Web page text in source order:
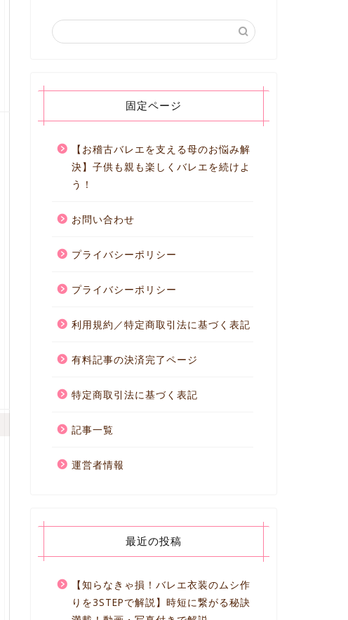
固定ページ
【お稽古バレエを支える母のお悩み解
決】子供も親も楽しくバレエを続けよ
う！
お問い合わせ
プライバシーポリシー
プライバシーポリシー
利用規約／特定商取引法に基づく表記
有料記事の決済完了ページ
特定商取引法に基づく表記
記事一覧
運営者情報
最近の投稿
【知らなきゃ損！バレエ衣装のムシ作
りを3STEPで解説】時短に繋がる秘訣